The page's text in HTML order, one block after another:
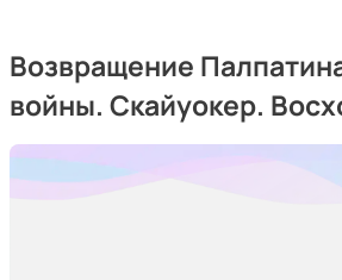
Возвращение
войны. Скайуокер.